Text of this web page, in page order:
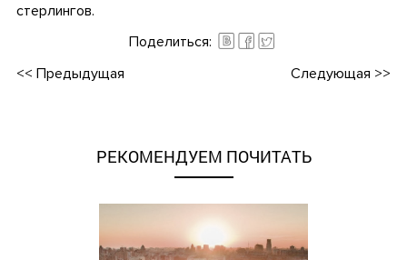
стерлингов.
Поделиться:
<< Предыдущая Следующая >>
РЕКОМЕНДУЕМ ПОЧИТАТЬ